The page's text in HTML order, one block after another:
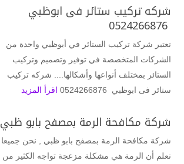
شركه تركيب ستائر فى ابوظبي
تعتبر شركة تركيب الستائر في أبوظبي واحدة من
الشركات المتخصصة في توفير وتصميم وتركيب
الستائر بمختلف أنواعها وأشكالها.... شركه تركيب
ستائر فى ابوظبي 0524266876
اقرأ المزيد
شركة مكافحة الرمة بمصفح بابو ظبي
شركة مكافحة الرمة بمصفح بابو ظبي , نحن جميعا
نعلم أن الرمة هي مشكلة مزعجة تواجه الكثير من